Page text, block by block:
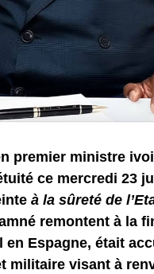
premier ministre
ce mercredi 23
à la sûreté de
remontent à la
Espagne, était
militaire visant à